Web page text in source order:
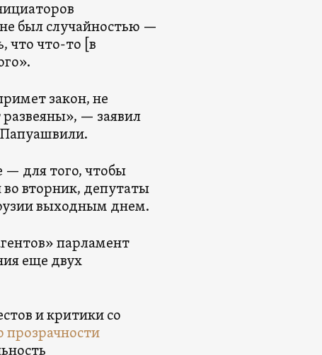
был случайностью —
что что-то [в
закон, не
— заявил
— для того, чтобы
вторник, депутаты
выходным днем.
парламент
еще двух
и критики со
прозрачности